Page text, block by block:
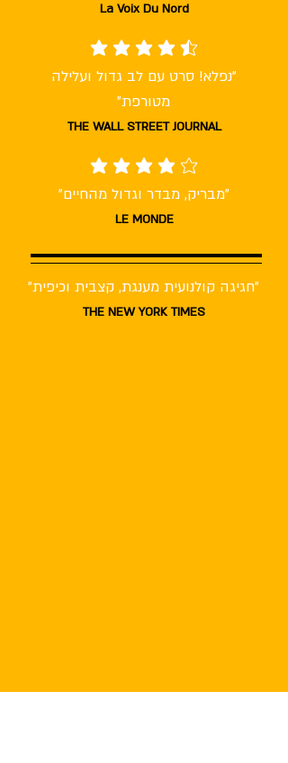
La Voix Du Nord
average rating is 4.5 out of 5
"נפלא! סרט עם לב גדול ועלילה
מטורפת"
THE WALL STREET JOURNAL
average rating is 4 out of 5
"מבריק, מבדר וגדול מהחיים"
LE MONDE
"חגיגה קולנועית מענגת, קצבית וכיפית"
THE NEW YORK TIMES